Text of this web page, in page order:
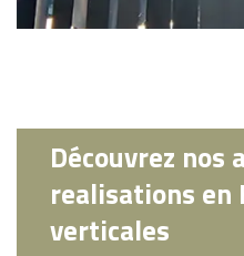
Découvrez nos
realisations en
verticales